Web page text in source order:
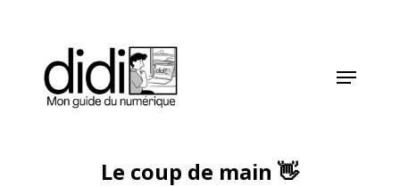
content
Menu
Le coup de main 👋